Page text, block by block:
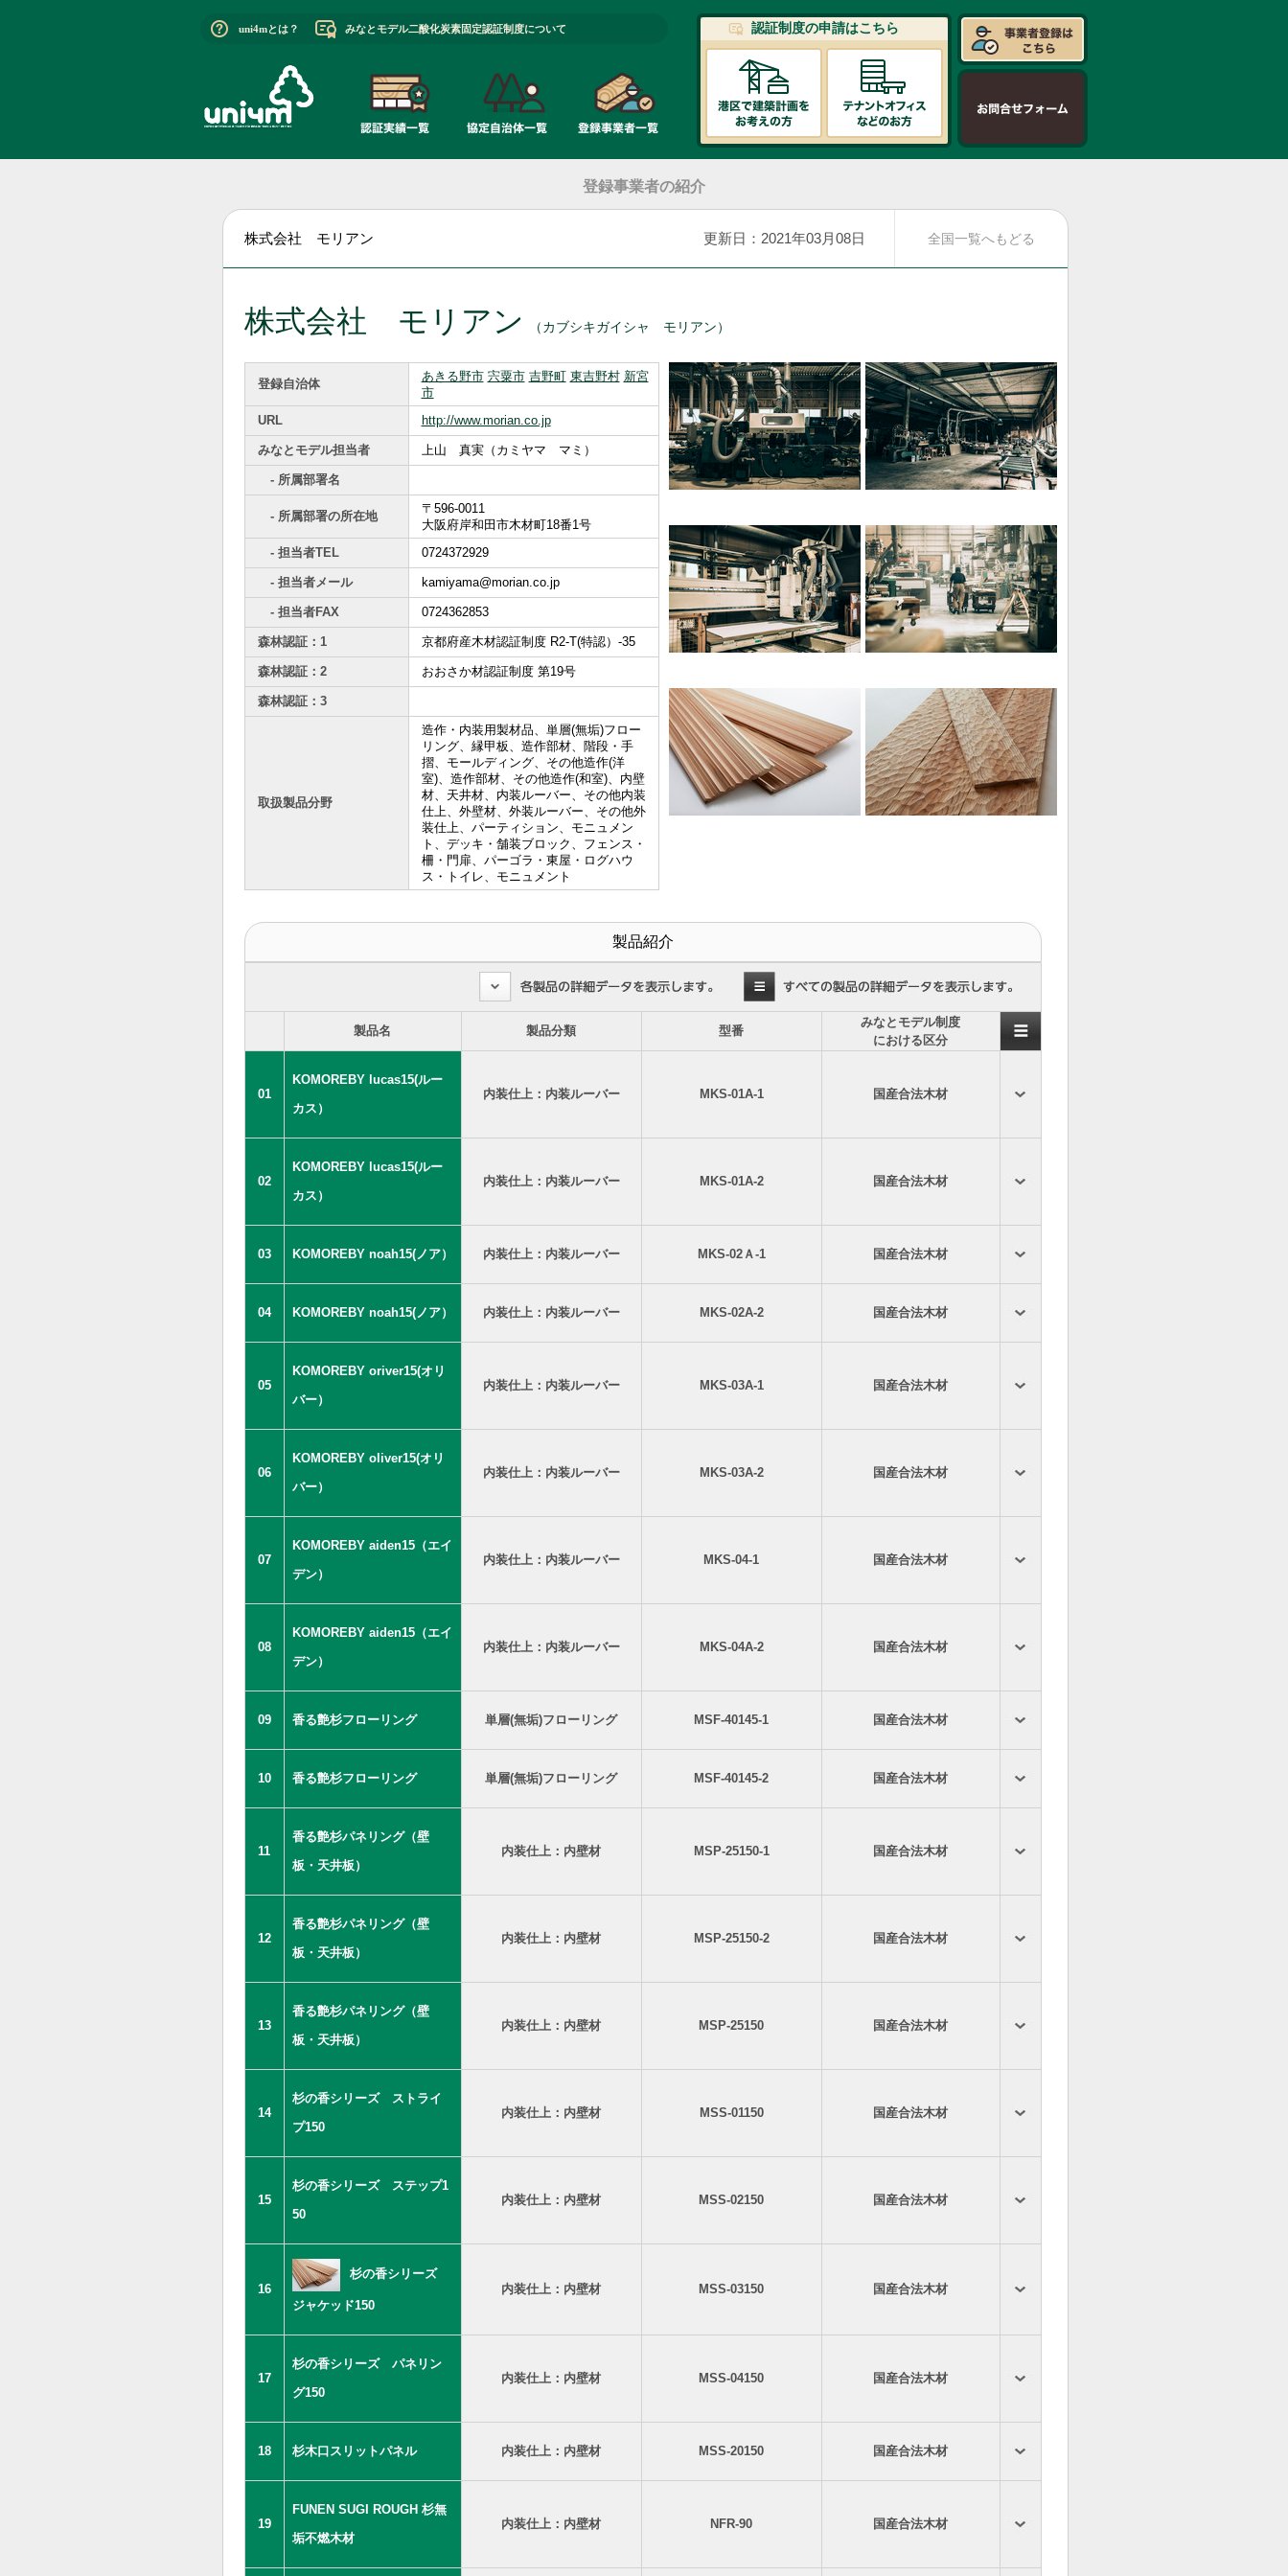
uni4mとは？ みなとモデル二酸化炭素固定認証制度について 認証制度の申請はこちら
登録事業者の紹介
株式会社 モリアン 全国一覧へもどる
更新日：2021年03月08日
株式会社 モリアン （カブシキガイシャ モリアン）
登録自治体
あきる野市 宍粟市 吉野町 東吉野村 新宮
市
URL
http://www.morian.co.jp
みなとモデル担当者 上山 真実（カミヤマ マミ）
- 所属部署名
- 所属部署の所在地
〒596-0011
大阪府岸和田市木材町18番1号
- 担当者TEL
0724372929
- 担当者メール kamiyama@morian.co.jp
- 担当者FAX 0724362853
森林認証：1 京都府産木材認証制度 R2-T(特認）-35
森林認証：2 おおさか材認証制度 第19号
森林認証：3
取扱製品分野
造作・内装用製材品、単層(無垢)フロー
リング、縁甲板、造作部材、階段・手
摺、モールディング、その他造作(洋
室)、造作部材、その他造作(和室)、内壁
材、天井材、内装ルーバー、その他内装
仕上、外壁材、外装ルーバー、その他外
装仕上、パーティション、モニュメン
ト、デッキ・舗装ブロック、フェンス・
柵・門扉、パーゴラ・東屋・ログハウ
ス・トイレ、モニュメント
製品紹介
製品名 製品分類 型番
みなとモデル制度
における区分
01
KOMOREBY lucas15(ルー
カス）
内装仕上：内装ルーバー MKS-01A-1 国産合法木材
02
KOMOREBY lucas15(ルー
カス）
内装仕上：内装ルーバー MKS-01A-2 国産合法木材
03 KOMOREBY noah15(ノア） 内装仕上：内装ルーバー MKS-02Ａ-1 国産合法木材
04 KOMOREBY noah15(ノア） 内装仕上：内装ルーバー MKS-02A-2 国産合法木材
05
KOMOREBY oriver15(オリ
バー）
内装仕上：内装ルーバー MKS-03A-1 国産合法木材
06
KOMOREBY oliver15(オリ
バー）
内装仕上：内装ルーバー MKS-03A-2 国産合法木材
07
KOMOREBY aiden15（エイ
デン）
内装仕上：内装ルーバー MKS-04-1 国産合法木材
08
KOMOREBY aiden15（エイ
デン）
内装仕上：内装ルーバー MKS-04A-2 国産合法木材
09 香る艶杉フローリング 単層(無垢)フローリング MSF-40145-1 国産合法木材
10 香る艶杉フローリング 単層(無垢)フローリング MSF-40145-2 国産合法木材
11
香る艶杉パネリング（壁
板・天井板）
内装仕上：内壁材 MSP-25150-1 国産合法木材
12
香る艶杉パネリング（壁
板・天井板）
内装仕上：内壁材 MSP-25150-2 国産合法木材
13
香る艶杉パネリング（壁
板・天井板）
内装仕上：内壁材 MSP-25150 国産合法木材
14
杉の香シリーズ ストライ
プ150
内装仕上：内壁材 MSS-01150 国産合法木材
15
杉の香シリーズ ステップ1
50
内装仕上：内壁材 MSS-02150 国産合法木材
16
杉の香シリーズ
ジャケッド150
内装仕上：内壁材 MSS-03150 国産合法木材
17
杉の香シリーズ パネリン
グ150
内装仕上：内壁材 MSS-04150 国産合法木材
18 杉木口スリットパネル 内装仕上：内壁材 MSS-20150 国産合法木材
19
FUNEN SUGI ROUGH 杉無
垢不燃木材
内装仕上：内壁材 NFR-90 国産合法木材